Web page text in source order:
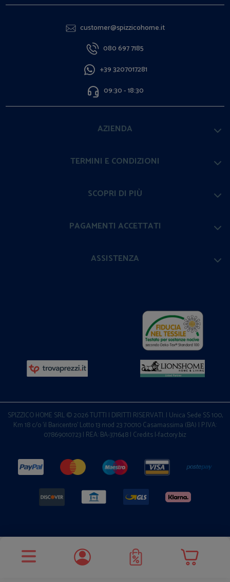
customer@spizzicohome.it
080 697 7185
+39 3207017281
09:30 - 18:30
AZIENDA
TERMINI E CONDIZIONI
SCOPRI DI PIÙ
PAGAMENTI ACCETTATI
ASSISTENZA
SPIZZICO HOME SRL © 2026 TUTTI I DIRITTI RISERVATI. | Unica Sede SS 100,
Km 18 c/o 'il Baricentro' Lotto 13 mod 23 70010 Casamassima (BA) | P.IVA:
07869010723 | REA: BA-371648 | Credits I-factory.biz